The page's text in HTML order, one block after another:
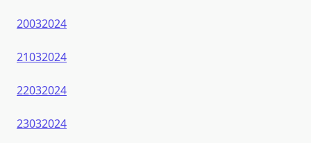
20032024
21032024
22032024
23032024